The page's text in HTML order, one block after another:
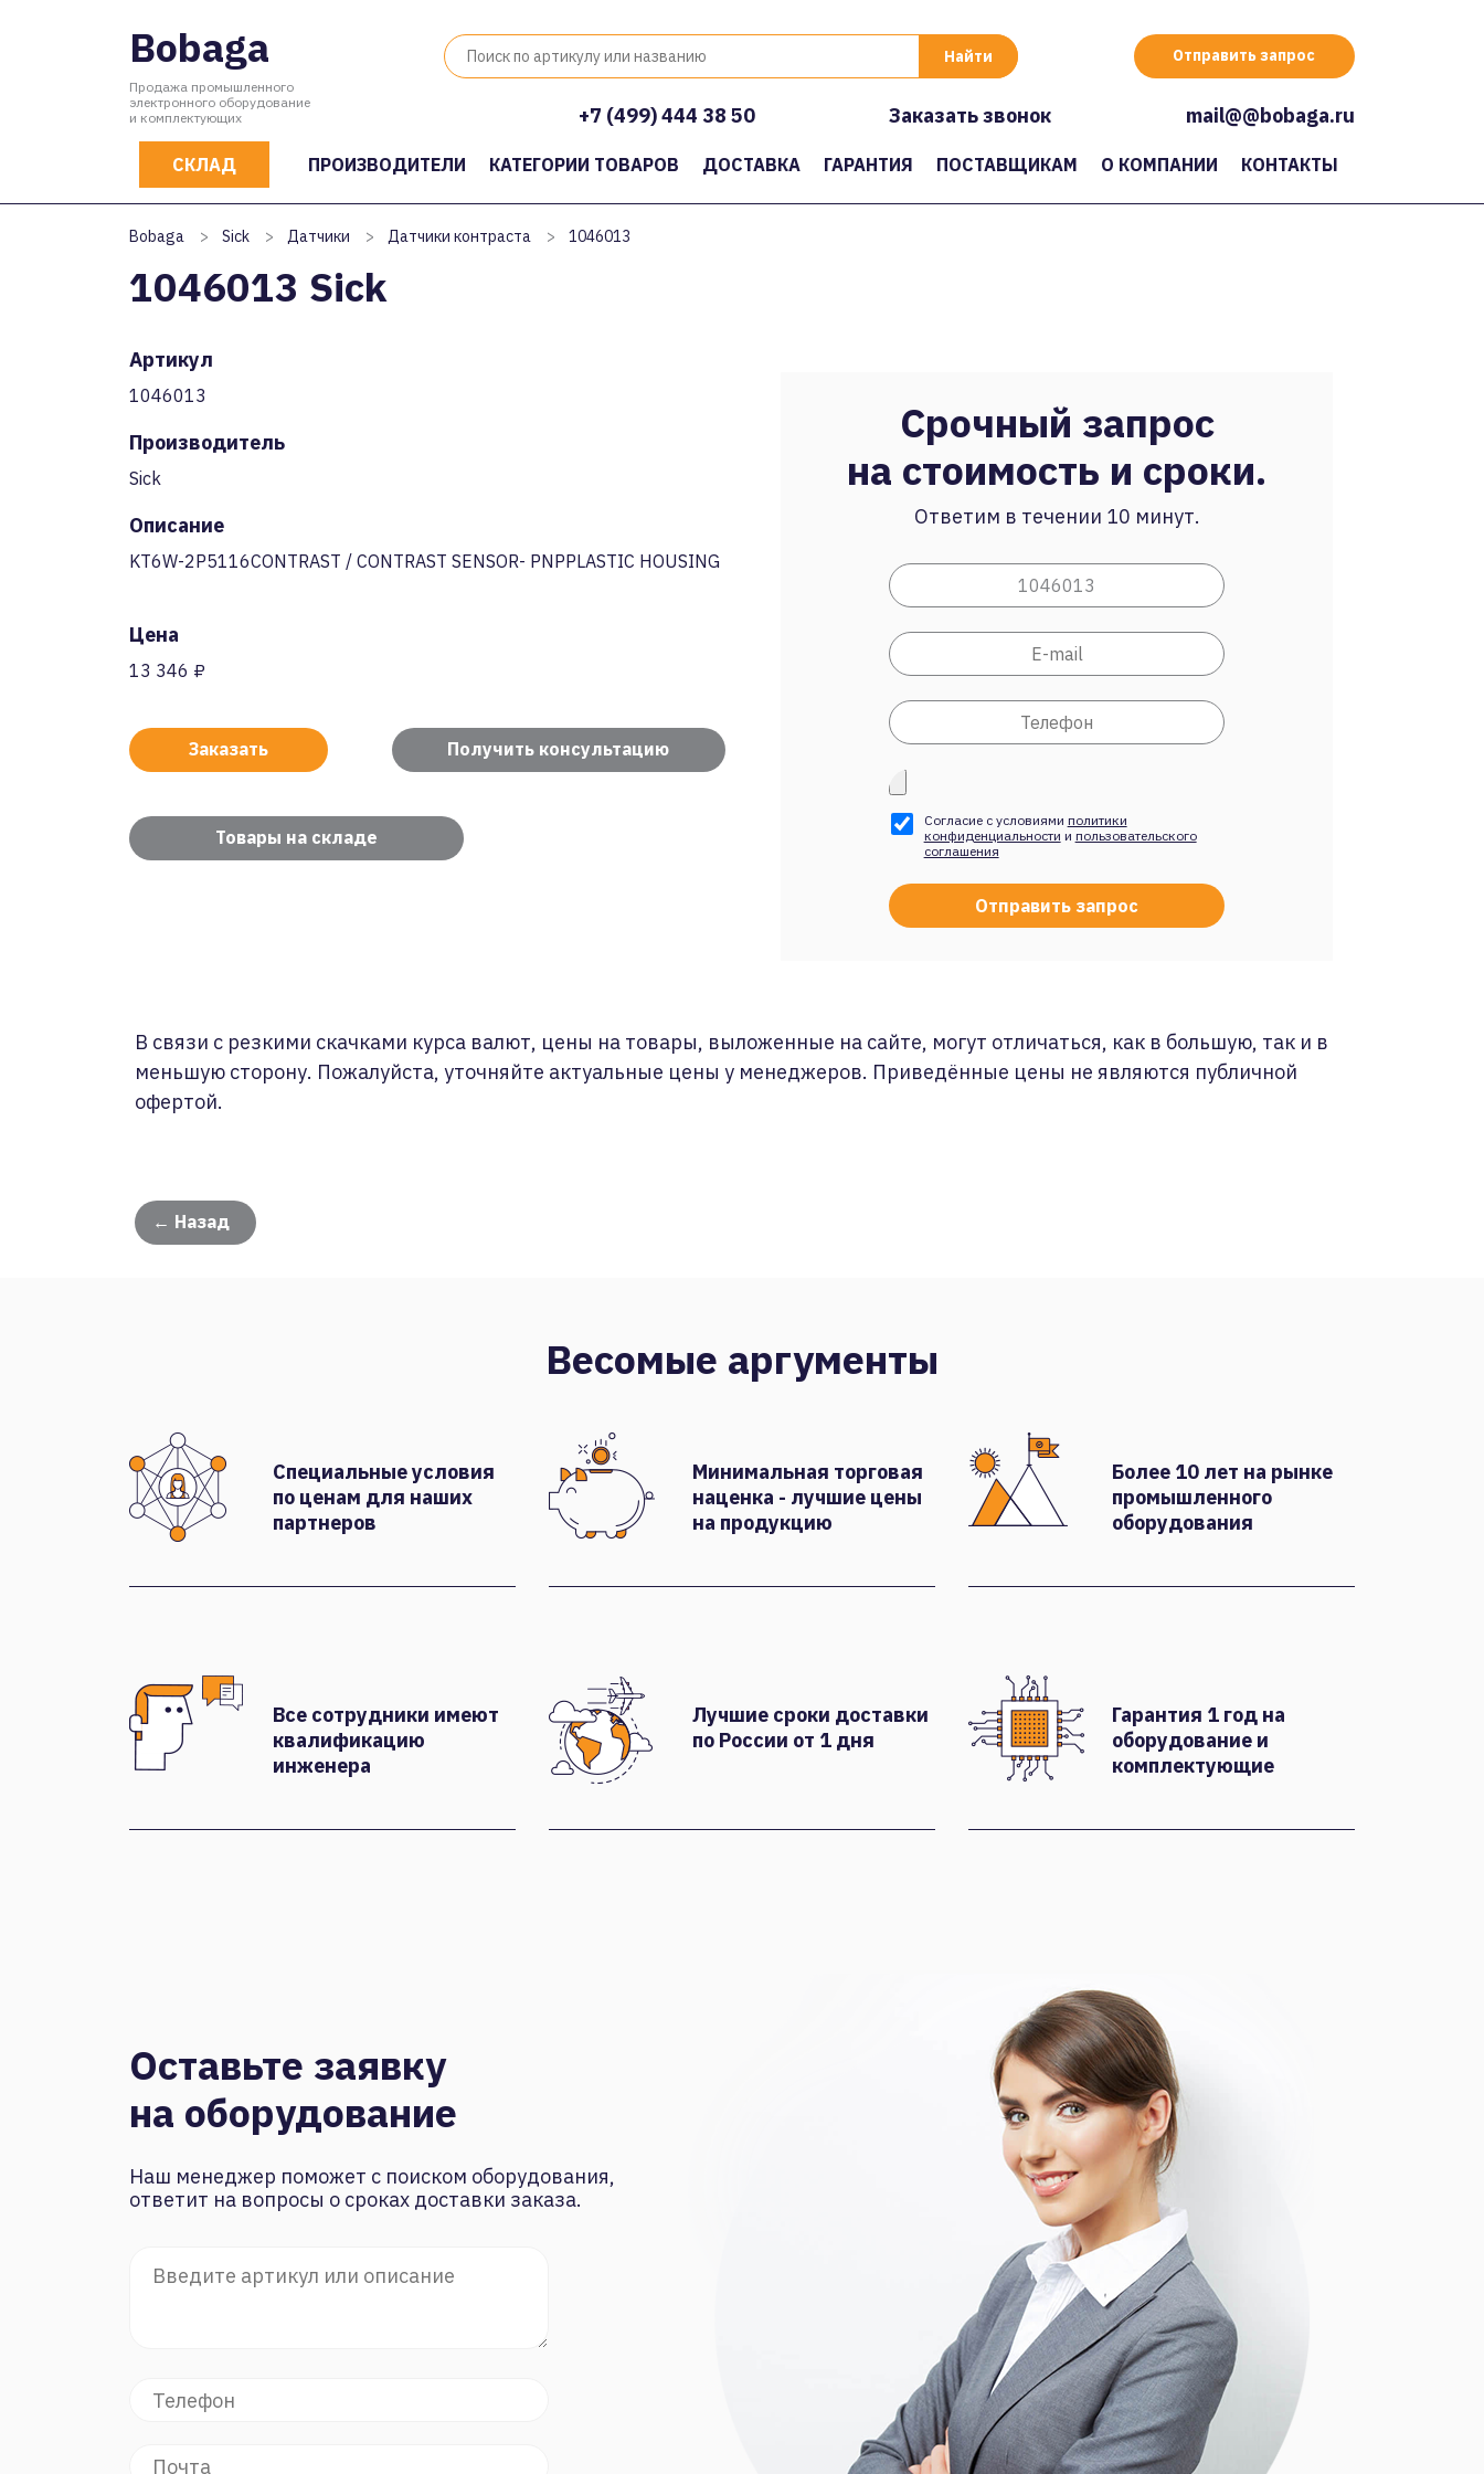
Bobaga
Продажа промышленного
электронного оборудование
и комплектующих
Отправить запрос
+7 (499) 444 38 50 Заказать звонок mail@@bobaga.ru
СКЛАД ПРОИЗВОДИТЕЛИ КАТЕГОРИИ ТОВАРОВ ДОСТАВКА ГАРАНТИЯ ПОСТАВЩИКАМ О КОМПАНИИ КОНТАКТЫ
Bobaga > Sick > Датчики > Датчики контраста > 1046013
1046013 Sick
Артикул
1046013
Производитель
Sick
Описание
KT6W-2P5116CONTRAST / CONTRAST SENSOR- PNPPLASTIC HOUSING
Цена
13 346 ₽
Заказать Получить консультацию
Товары на складе
Срочный запрос
на стоимость и сроки.
Ответим в течении 10 минут.
Согласие с условиями политики
конфиденциальности и пользовательского
соглашения
В связи с резкими скачками курса валют, цены на товары, выложенные на сайте, могут отличаться, как в большую, так и в
меньшую сторону. Пожалуйста, уточняйте актуальные цены у менеджеров. Приведённые цены не являются публичной
офертой.
← Назад
Весомые аргументы
Специальные условия
по ценам для наших
партнеров
Минимальная торговая
наценка - лучшие цены
на продукцию
Более 10 лет на рынке
промышленного
оборудования
Все сотрудники имеют
квалификацию
инженера
Лучшие сроки доставки
по России от 1 дня
Гарантия 1 год на
оборудование и
комплектующие
Оставьте заявку
на оборудование
Наш менеджер поможет с поиском оборудования,
ответит на вопросы о сроках доставки заказа.